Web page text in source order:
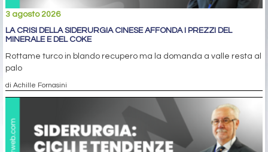
3 agosto 2026
LA CRISI DELLA SIDERURGIA CINESE AFFONDA I PREZZI DEL
MINERALE E DEL COKE
Rottame turco in blando recupero ma la domanda a valle resta al
palo
di Achille Fornasini